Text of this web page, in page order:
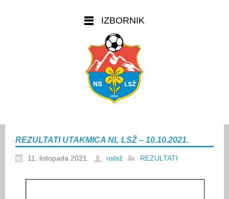
IZBORNIK
REZULTATI UTAKMICA NL LSŽ – 10.10.2021.
11. listopada 2021. nslsž REZULTATI